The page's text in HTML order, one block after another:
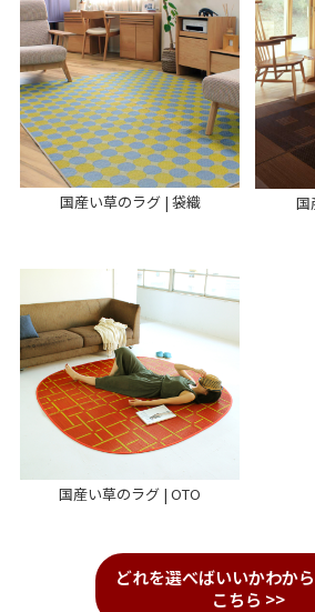
国産い草のラグ | 袋織 国
国産い草のラグ | OTO
どれを選べばいいかわか
こちら >>